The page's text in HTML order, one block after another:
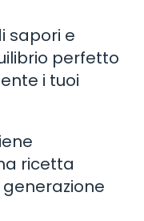
sapori e
perfetto
i tuoi
ricetta